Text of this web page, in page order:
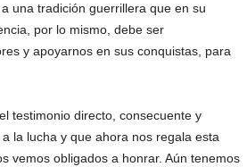
una tradición guerrillera que en su
por lo mismo, debe ser
y apoyarnos en sus conquistas, para
testimonio directo, consecuente y
la lucha y que ahora nos regala esta
vemos obligados a honrar. Aún tenemos